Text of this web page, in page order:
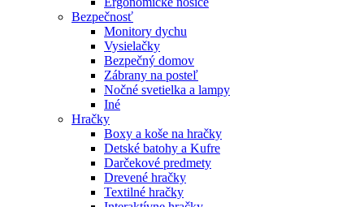
Bezpečnosť
Monitory dychu
Vysielačky
Bezpečný domov
Zábrany na posteľ
Nočné svetielka a lampy
Iné
Hračky
Boxy a koše na hračky
Detské batohy a Kufre
Darčekové predmety
Drevené hračky
Textilné hračky